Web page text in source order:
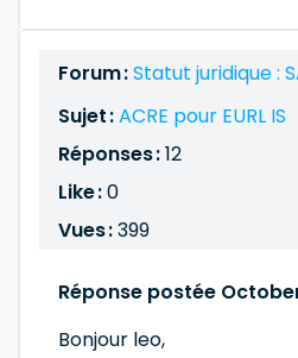
Forum :Statut juridique :
Sujet :ACRE pour EURL IS
Réponses :12
Like :0
Vues :399
Réponse postée
Bonjour leo,